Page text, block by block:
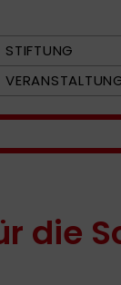
STIFTUNG
die